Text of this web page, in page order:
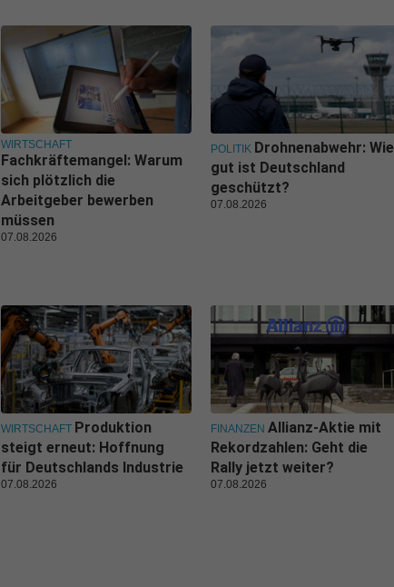
WIRTSCHAFT
Fachkräftemangel: Warum
sich plötzlich die
Arbeitgeber bewerben
müssen
07.08.2026
POLITIK Drohnenabwehr: Wie
gut ist Deutschland
geschützt?
07.08.2026
WIRTSCHAFT Produktion
steigt erneut: Hoffnung
für Deutschlands Industrie
07.08.2026
FINANZEN Allianz-Aktie mit
Rekordzahlen: Geht die
Rally jetzt weiter?
07.08.2026